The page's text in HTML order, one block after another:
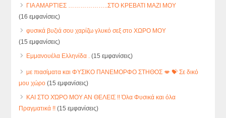
ΓΙΑ ΑΜΑΡΤΊΕΣ ………………..ΣΤΟ ΚΡΕΒΑΤΙ ΜΑΖΙ ΜΟΥ
(16 εμφανίσεις)
φυσικά βυζιά σου χαρίζω γλυκό σεξ στο ΧΩΡΟ ΜΟΥ
(15 εμφανίσεις)
Εμμανουέλα Ελληνίδα .
(15 εμφανίσεις)
με πιασίματα και ΦΥΣΙΚΟ ΠΑΝΕΜΟΡΦΟ ΣΤΗΘΟΣ 💋 💝 Σε δικό
μου χώρο (15 εμφανίσεις)
ΚΑΙ ΣΤΟ ΧΏΡΟ ΜΟΥ ΑΝ ΘΕΛΕΙΣ !! Όλα Φυσικά και όλα
Πραγματικά !! (15 εμφανίσεις)